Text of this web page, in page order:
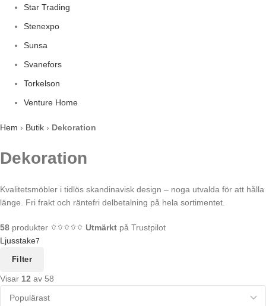
Star Trading
Stenexpo
Sunsa
Svanefors
Torkelson
Venture Home
Hem › Butik › Dekoration
Dekoration
Kvalitetsmöbler i tidlös skandinavisk design – noga utvalda för att hålla
länge. Fri frakt och räntefri delbetalning på hela sortimentet.
58 produkter Utmärkt på Trustpilot
Ljusstake7
Filter
Visar 12 av 58